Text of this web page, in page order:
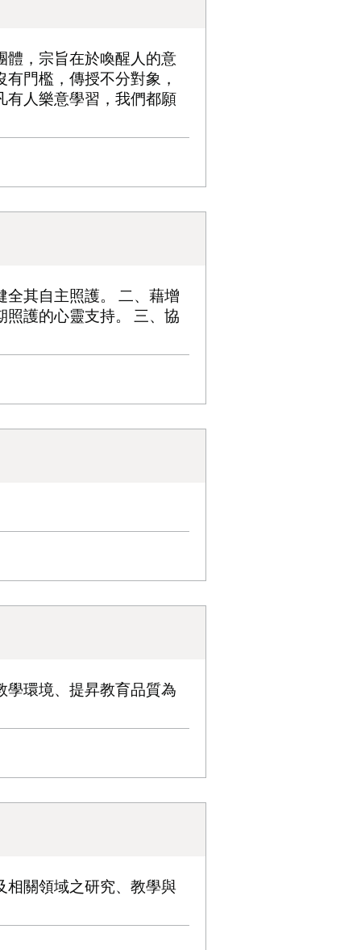
體，宗旨在於喚醒人的意
門檻，傳授不分對象，
有人樂意學習，我們都願
其自主照護。 二、藉增
護的心靈支持。 三、協
學環境、提昇教育品質為
相關領域之研究、教學與